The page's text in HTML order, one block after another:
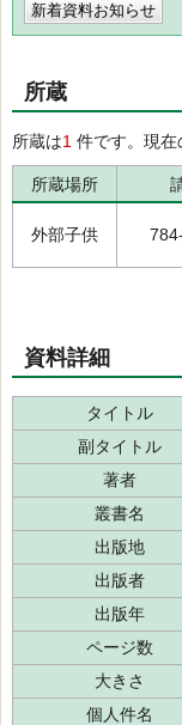
新着資料お知らせ
所蔵
所蔵は1 件です。現在
所蔵場所
外部子供
資料詳細
タイトル
副タイトル
著者
叢書名
出版地
出版者
出版年
ページ数
大きさ
個人件名